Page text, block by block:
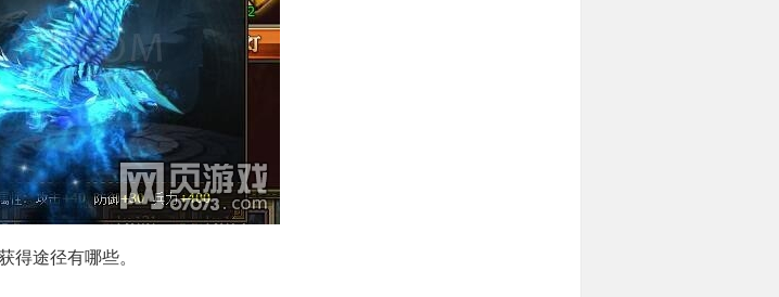
途径有哪些。